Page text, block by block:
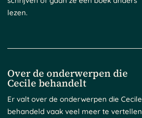
lezen.
Over de onderwerpen die
Cecile behandelt
Er valt over de onderwerpen die Cecile
behandeld vaak veel meer te vertellen